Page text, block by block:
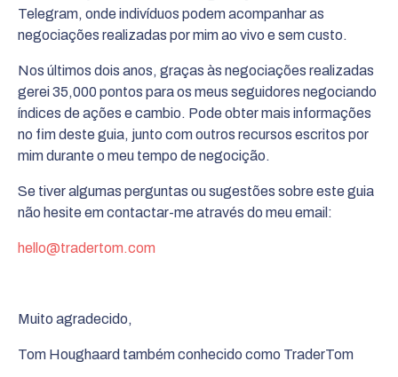
Telegram, onde indivíduos podem acompanhar as
negociações realizadas por mim ao vivo e sem custo.
Nos últimos dois anos, graças às negociações realizadas
gerei 35,000 pontos para os meus seguidores negociando
índices de ações e cambio. Pode obter mais informações
no fim deste guia, junto com outros recursos escritos por
mim durante o meu tempo de negocição.
Se tiver algumas perguntas ou sugestões sobre este guia
não hesite em contactar-me através do meu email:
hello@tradertom.com
Muito agradecido,
Tom Houghaard também conhecido como TraderTom